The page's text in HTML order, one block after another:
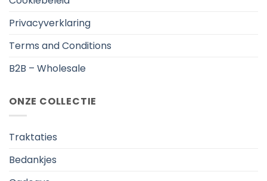
Privacyverklaring
Terms and Conditions
B2B – Wholesale
ONZE COLLECTIE
Traktaties
Bedankjes